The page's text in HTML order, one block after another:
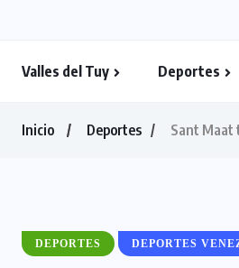
Valles del Tuy Deportes
Inicio Deportes Sant Maat
DEPORTES DEPORTES